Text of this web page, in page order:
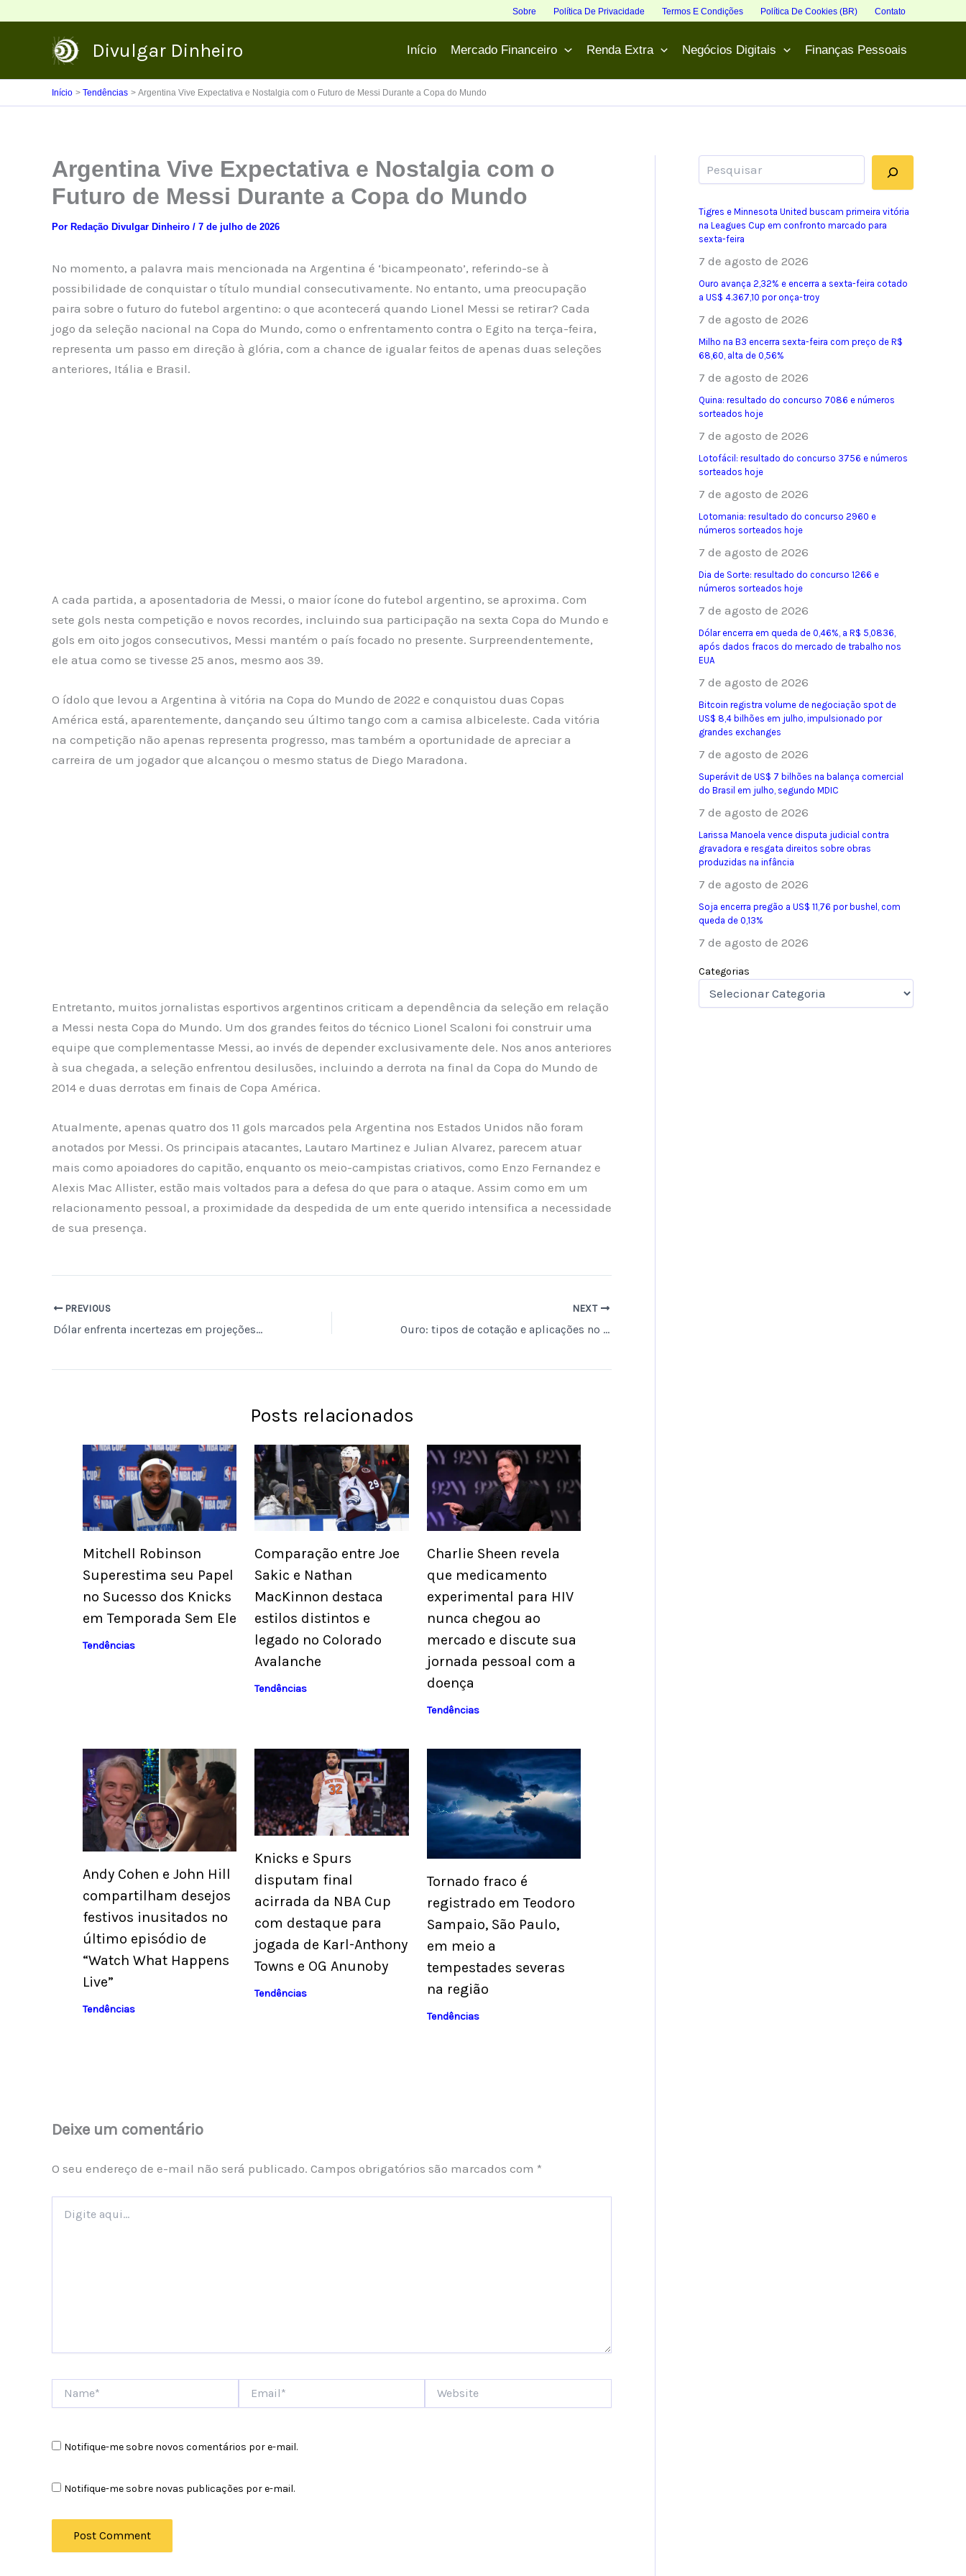
Sobre Política De Privacidade Termos E Condições Política De Cookies (BR) Contato
Divulgar Dinheiro Início Mercado Financeiro Renda Extra Negócios Digitais Finanças Pessoais
Início Tendências Argentina Vive Expectativa e Nostalgia com o Futuro de Messi Durante a Copa do Mundo
Argentina Vive Expectativa e Nostalgia com o
Futuro de Messi Durante a Copa do Mundo
Por Redação Divulgar Dinheiro / 7 de julho de 2026
No momento, a palavra mais mencionada na Argentina é ‘bicampeonato’, referindo-se à
possibilidade de conquistar o título mundial consecutivamente. No entanto, uma preocupação
paira sobre o futuro do futebol argentino: o que acontecerá quando Lionel Messi se retirar? Cada
jogo da seleção nacional na Copa do Mundo, como o enfrentamento contra o Egito na terça-feira,
representa um passo em direção à glória, com a chance de igualar feitos de apenas duas seleções
anteriores, Itália e Brasil.
A cada partida, a aposentadoria de Messi, o maior ícone do futebol argentino, se aproxima. Com
sete gols nesta competição e novos recordes, incluindo sua participação na sexta Copa do Mundo e
gols em oito jogos consecutivos, Messi mantém o país focado no presente. Surpreendentemente,
ele atua como se tivesse 25 anos, mesmo aos 39.
O ídolo que levou a Argentina à vitória na Copa do Mundo de 2022 e conquistou duas Copas
América está, aparentemente, dançando seu último tango com a camisa albiceleste. Cada vitória
na competição não apenas representa progresso, mas também a oportunidade de apreciar a
carreira de um jogador que alcançou o mesmo status de Diego Maradona.
Entretanto, muitos jornalistas esportivos argentinos criticam a dependência da seleção em relação
a Messi nesta Copa do Mundo. Um dos grandes feitos do técnico Lionel Scaloni foi construir uma
equipe que complementasse Messi, ao invés de depender exclusivamente dele. Nos anos anteriores
à sua chegada, a seleção enfrentou desilusões, incluindo a derrota na final da Copa do Mundo de
2014 e duas derrotas em finais de Copa América.
Atualmente, apenas quatro dos 11 gols marcados pela Argentina nos Estados Unidos não foram
anotados por Messi. Os principais atacantes, Lautaro Martinez e Julian Alvarez, parecem atuar
mais como apoiadores do capitão, enquanto os meio-campistas criativos, como Enzo Fernandez e
Alexis Mac Allister, estão mais voltados para a defesa do que para o ataque. Assim como em um
relacionamento pessoal, a proximidade da despedida de um ente querido intensifica a necessidade
de sua presença.
PREVIOUS
Dólar enfrenta incertezas em projeções de especialistas sobre movimentação ao longo do ano.
NEXT
Ouro: tipos de cotação e aplicações no mercado.
Posts relacionados
Mitchell Robinson
Superestima seu Papel
no Sucesso dos Knicks
em Temporada Sem Ele
Tendências
Comparação entre Joe
Sakic e Nathan
MacKinnon destaca
estilos distintos e
legado no Colorado
Avalanche
Tendências
Charlie Sheen revela
que medicamento
experimental para HIV
nunca chegou ao
mercado e discute sua
jornada pessoal com a
doença
Tendências
Andy Cohen e John Hill
compartilham desejos
festivos inusitados no
último episódio de
“Watch What Happens
Live”
Tendências
Knicks e Spurs
disputam final
acirrada da NBA Cup
com destaque para
jogada de Karl-Anthony
Towns e OG Anunoby
Tendências
Tornado fraco é
registrado em Teodoro
Sampaio, São Paulo,
em meio a
tempestades severas
na região
Tendências
Deixe um comentário
O seu endereço de e-mail não será publicado. Campos obrigatórios são marcados com *
aqui...
Notifique-me sobre novos comentários por e-mail.
Notifique-me sobre novas publicações por e-mail.
Tigres e Minnesota United buscam primeira vitória
na Leagues Cup em confronto marcado para
sexta-feira
7 de agosto de 2026
Ouro avança 2,32% e encerra a sexta-feira cotado
a US$ 4.367,10 por onça-troy
7 de agosto de 2026
Milho na B3 encerra sexta-feira com preço de R$
68,60, alta de 0,56%
7 de agosto de 2026
Quina: resultado do concurso 7086 e números
sorteados hoje
7 de agosto de 2026
Lotofácil: resultado do concurso 3756 e números
sorteados hoje
7 de agosto de 2026
Lotomania: resultado do concurso 2960 e
números sorteados hoje
7 de agosto de 2026
Dia de Sorte: resultado do concurso 1266 e
números sorteados hoje
7 de agosto de 2026
Dólar encerra em queda de 0,46%, a R$ 5,0836,
após dados fracos do mercado de trabalho nos
EUA
7 de agosto de 2026
Bitcoin registra volume de negociação spot de
US$ 8,4 bilhões em julho, impulsionado por
grandes exchanges
7 de agosto de 2026
Superávit de US$ 7 bilhões na balança comercial
do Brasil em julho, segundo MDIC
7 de agosto de 2026
Larissa Manoela vence disputa judicial contra
gravadora e resgata direitos sobre obras
produzidas na infância
7 de agosto de 2026
Soja encerra pregão a US$ 11,76 por bushel, com
queda de 0,13%
7 de agosto de 2026
Categorias